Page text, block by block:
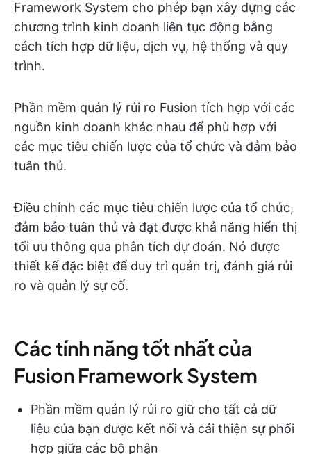
Framework System cho phép bạn xây dựng các
chương trình kinh doanh liên tục động bằng
cách tích hợp dữ liệu, dịch vụ, hệ thống và quy
trình.
Phần mềm quản lý rủi ro Fusion tích hợp với các
nguồn kinh doanh khác nhau để phù hợp với
các mục tiêu chiến lược của tổ chức và đảm bảo
tuân thủ.
Điều chỉnh các mục tiêu chiến lược của tổ chức,
đảm bảo tuân thủ và đạt được khả năng hiển thị
tối ưu thông qua phân tích dự đoán. Nó được
thiết kế đặc biệt để duy trì quản trị, đánh giá rủi
ro và quản lý sự cố.
Các tính năng tốt nhất của
Fusion Framework System
Phần mềm quản lý rủi ro giữ cho tất cả dữ
liệu của bạn được kết nối và cải thiện sự phối
hợp giữa các bộ phận